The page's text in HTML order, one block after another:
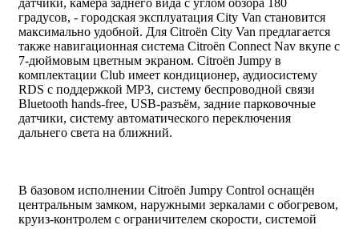
датчики, камера заднего вида с углом обзора 180
градусов, - городская эксплуатация City Van становится
максимально удобной. Для Citroën City Van предлагается
также навигационная система Citroën Connect Nav вкупе с
7-дюймовым цветным экраном. Citroën Jumpy в
комплектации Club имеет кондиционер, аудиосистему
RDS с поддержкой MP3, систему беспроводной связи
Bluetooth hands-free, USB-разъём, задние парковочные
датчики, систему автоматического переключения
дальнего света на ближний.
В базовом исполнении Citroën Jumpy Control оснащён
центральным замком, наружными зеркалами с обогревом,
круиз-контролем с ограничителем скорости, системой